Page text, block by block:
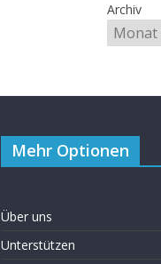
Archiv
Mehr Optionen
Über uns
Unterstützen